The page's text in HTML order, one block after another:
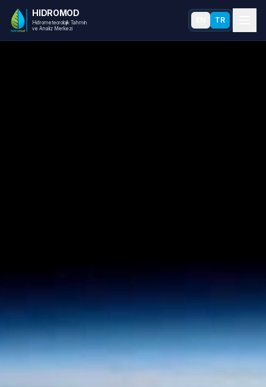
HIDROMOD
Hidrometeorolojik Tahmin
ve Analiz Merkezi
TR